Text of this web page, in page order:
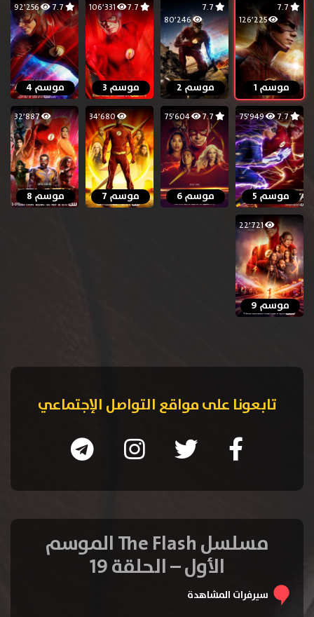
7.7
موسم 1
7.7
80٬246
موسم 2
7.7 106٬331
موسم 3
7.7 92٬256
موسم 4
7.7 75٬949
موسم 5 موسم 6
34٬680
موسم 7
32٬887
موسم 8
22٬721
موسم 9
تابعونا على مواقع التواصل الإجتماعي
مسلسل The Flash الموسم
الأول – الحلقة 19
سيرفرات المشاهدة